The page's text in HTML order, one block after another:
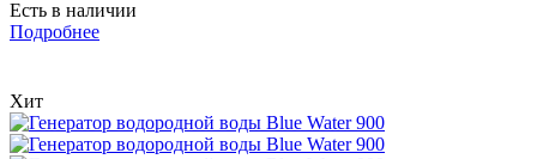
Есть в наличии
Подробнее
Хит